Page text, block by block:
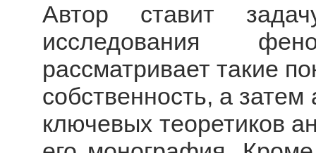
Автор ставит
исследования
рассматривает такие
собственность, а
ключевых теоретиков